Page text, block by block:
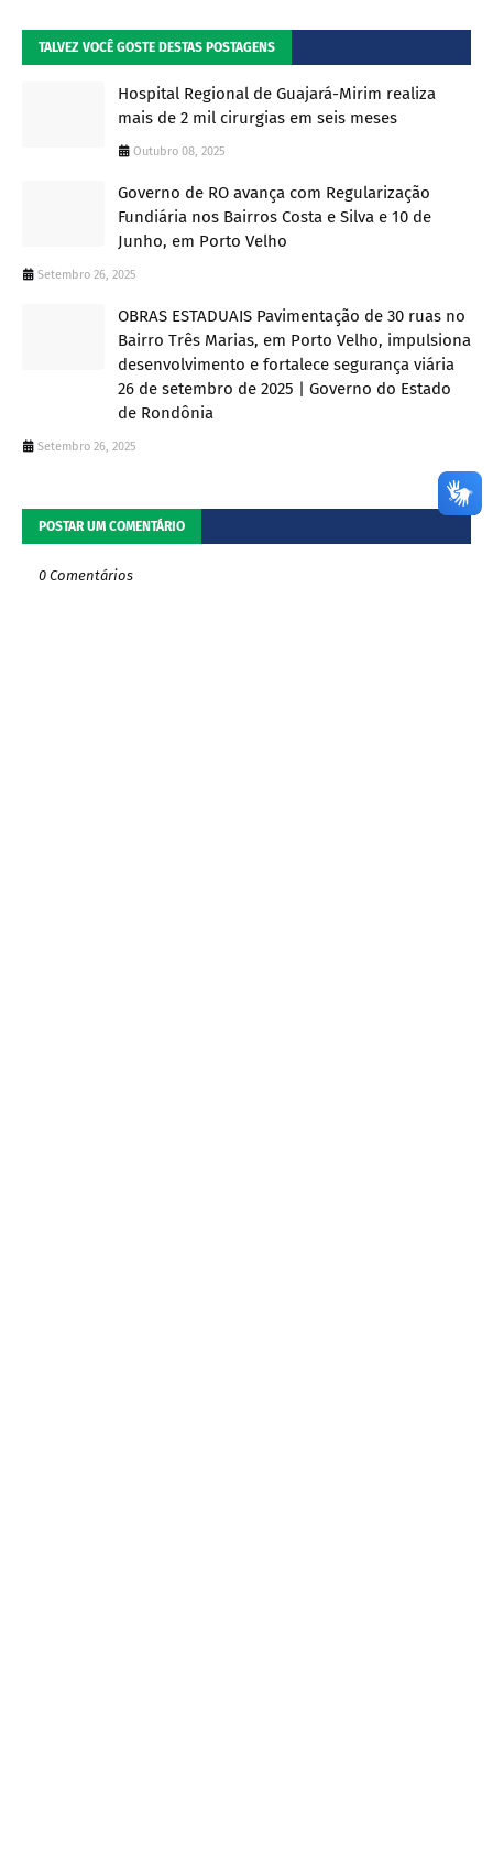
TALVEZ VOCÊ GOSTE DESTAS POSTAGENS
Hospital Regional de Guajará-Mirim realiza
mais de 2 mil cirurgias em seis meses
Outubro 08, 2025
Governo de RO avança com Regularização
Fundiária nos Bairros Costa e Silva e 10 de
Junho, em Porto Velho
Setembro 26, 2025
OBRAS ESTADUAIS Pavimentação de 30 ruas no
Bairro Três Marias, em Porto Velho, impulsiona
desenvolvimento e fortalece segurança viária
26 de setembro de 2025 | Governo do Estado
de Rondônia
Setembro 26, 2025
POSTAR UM COMENTÁRIO
0 Comentários